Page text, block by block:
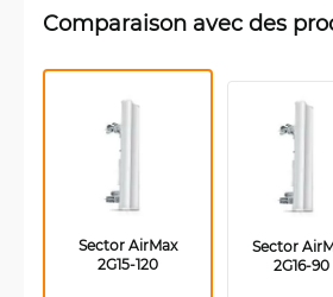
Comparaison avec des
2G15-120
2G16-90